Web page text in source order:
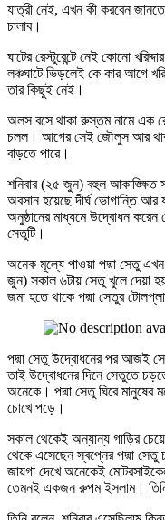
যাত্রী নেই, এখন কী করবেন
চালাব।
ঘাটের রেস্টুরেন্টে নেই কোনো
লঞ্চঘাটে ভিড়লেই কে কার আগে
তার কিছুই নেই।
অলস বসে থাকা রুস্তম নামে এক
চলল। আগের সেই জৌলুস আর
বাড়তে পারে।
শনিবার (২৫ জুন) বহুল আকাঙ্ক্ষিত
অবসান হয়েছে দীর্ঘ ভোগান্তি আর
অনুষ্ঠানের মাধ্যমে উদ্বোধন
সেতুটি।
অনেক মূল্যে পাওয়া পদ্মা সেতু
জুন) সকাল ৬টায় সেতু খুলে দেয়া
জমা হতে থাকে পদ্মা সেতুর
পদ্মা সেতু উদ্বোধনের পর আজই
তাই উদ্বোধনের দিনে সেতুতে
অনেকে। পদ্মা সেতু ঘিরে
চোখে পড়ে।
সকাল থেকেই অন্যান্য গাড়ির
থেকে এসেছেন স্বপ্নের পদ্মা
জায়গা দেখে অনেকেই
তেমনই একজন রুপম ইসলাম। তিনি